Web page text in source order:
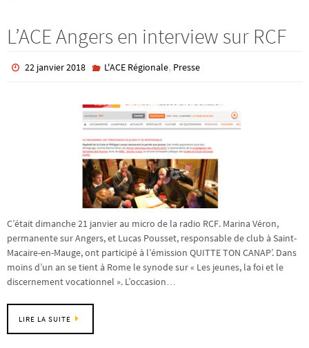
L’ACE Angers en interview sur RCF
22 janvier 2018 L'ACE Régionale, Presse
C’était dimanche 21 janvier au micro de la radio RCF. Marina Véron,
permanente sur Angers, et Lucas Pousset, responsable de club à Saint-
Macaire-en-Mauge, ont participé à l’émission QUITTE TON CANAP’. Dans
moins d’un an se tient à Rome le synode sur « Les jeunes, la foi et le
discernement vocationnel ». L’occasion…
LIRE LA SUITE